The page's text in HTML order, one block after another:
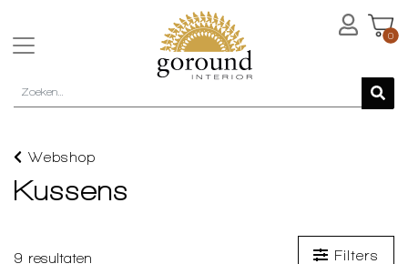
0
Webshop
Kussens
9 resultaten Filters